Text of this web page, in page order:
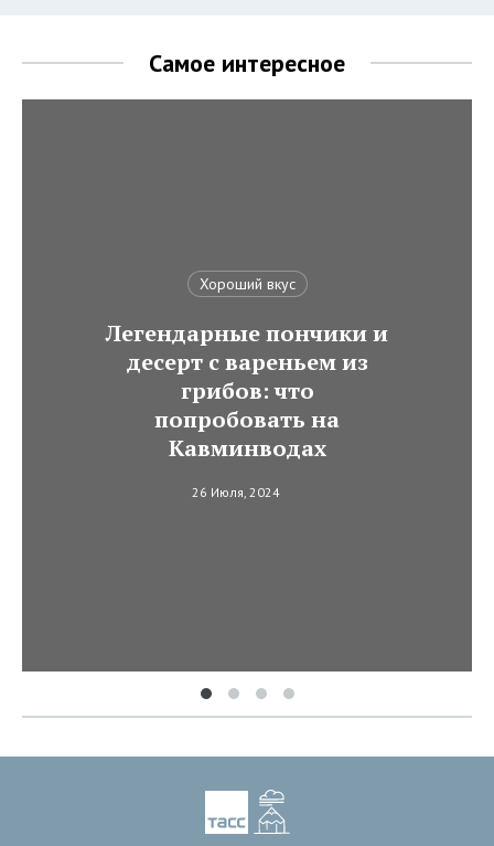
Самое интересное
Хороший вкус
Легендарные пончики и
десерт с вареньем из
грибов: что
попробовать на
Кавминводах
26 Июля, 2024